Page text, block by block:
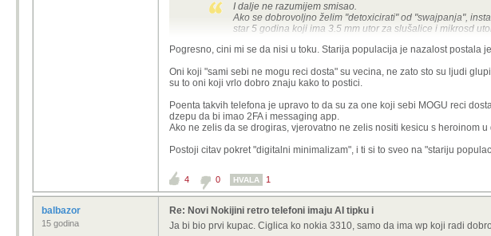
I dalje ne razumijem smisao.
Ako se dobrovoljno želim "detoxicirati" od "swajpanja",
star 5 godina koji ima 3.5 mm utor za slušalice i mikrosd
Ti telefoni su za stariju populaciju i one koji sami se bi ne mogu
Pogresno, cini mi se da nisi u toku. Starija populacija je nazalost postala
Oni koji "sami sebi ne mogu reci dosta" su vecina, ne zato sto su ljudi
su to oni koji vrlo dobro znaju kako to postici.
Poenta takvih telefona je upravo to da su za one koji sebi MOGU reci
dzepu da bi imao 2FA i messaging app.
Ako ne zelis da se drogiras, vjerovatno ne zelis nositi kesicu s heroinom u
Postoji citav pokret "digitalni minimalizam", i ti si to sveo na "stariju
4 0 HVALA 1
balbazor
15 godina
Re: Novi Nokijini retro telefoni imaju AI tipku i
Ja bi bio prvi kupac. Ciglica ko nokia 3310, samo da ima wp koji radi dobro